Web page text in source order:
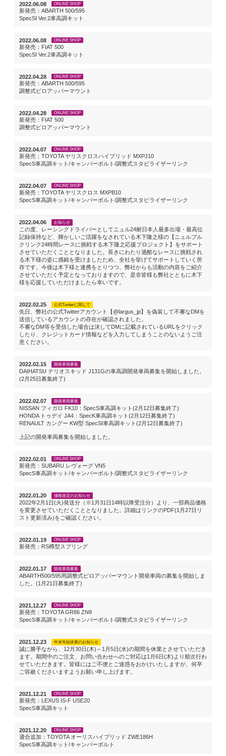
2022.06.08 ONLINE SHOP
新発売：ABARTH 500/595
SpecSI Ver.2車高調キット
2022.06.08 ONLINE SHOP
新発売：FIAT 500
SpecSI Ver.2車高調キット
2022.04.28 ONLINE SHOP
新発売：ABARTH 500/595
調整式ピロアッパーマウント
2022.04.28 ONLINE SHOP
新発売：FIAT 500
調整式ピロアッパーマウント
2022.04.07 ONLINE SHOP
新発売：TOYOTA ヤリスクロスハイブリッド MXPJ10
SpecS車高調キット/キャンバーボルト/調整式スタビライザーリンク
2022.04.07 ONLINE SHOP
新発売：TOYOTA ヤリスクロス MXPB10
SpecS車高調キット/キャンバーボルト/調整式スタビライザーリンク
2022.04.06 お知らせ
この度、レーシングドライバーとしてニュル24耐日本人最多出場・最高位
記録保持など、輝かしいご活躍をなされている木下隆之様の【ニュルブル
クリンク24時間レースに挑戦する木下隆之応援プロジェクト】をサポート
させていただくこととなりました。長きにわたり過酷なレースに挑戦され
る木下様の姿に感銘を受けましたため、全社を挙げてサポートしていく所
存です。今後は木下様と連携をとりつつ、弊社からも活動の内容をご紹介
させていただく予定となっておりますので、是非皆様も弊社とともに木下
様を応援していただけましたら幸いです。
2022.02.25 公式Twitterに関して
先日、弊社の公式Twitterアカウント【@largus_jp】を偽装して不審なDMを
送信しているアカウントの存在が確認されました。
不審なDM等を受信した場合は決してDMに記載されているURLをクリック
したり、クレジットカード情報などを入力してしまうことのないようご注
意ください。
2022.02.15 開発車両募集
DAIHATSU テリオスキッド J131Gの車高調開発車両募集を開始しました。
(2月25日募集終了)
2022.02.07 開発車両募集
NISSAN フィガロ FK10：SpecS車高調キット(2月12日募集終了)
HONDA トゥデイ JA4：SpecK車高調キット(2月12日募集終了)
RENAULT カングー KW型 SpecSI車高調キット(2月12日募集終了)
上記の開発車両募集を開始しました。
2022.02.01 ONLINE SHOP
新発売：SUBARU レヴォーグ VN5
SpecS車高調キット/キャンバーボルト/調整式スタビライザーリンク
2022.01.20 価格改定のお知らせ
2022年2月1日(火)発送分（※1月31日14時以降受注分）より、一部商品価格
を変更させていただくこととなりました。詳細はリンクのPDF(1月27日リ
スト更新済み)をご確認ください。
2022.01.19 ONLINE SHOP
新発売：RS樽型スプリング
2022.01.17 開発車両募集
ABARTH500/595用調整式ピロアッパーマウント開発車両の募集を開始しま
した。(1月21日募集終了)
2021.12.27 ONLINE SHOP
新発売：TOYOTA GR86 ZN8
SpecS車高調キット/キャンバーボルト/調整式スタビライザーリンク
2021.12.23 年末年始休業のお知らせ
誠に勝手ながら、12月30日(木)～1月5日(水)の期間を休業とさせていただき
ます。期間中のご注文、お問い合わせへのご対応は1月6日(木)より順次行わ
せていただきます。皆様にはご不便とご迷惑をおかけいたしますが、何卒
ご容赦くださいますようお願い申し上げます。
2021.12.21 ONLINE SHOP
新発売：LEXUS IS-F USE20
SpecS車高調キット
2021.12.20 ONLINE SHOP
適合追加：TOYOTA オーリスハイブリッド ZWE186H
SpecS車高調キット/キャンバーボルト